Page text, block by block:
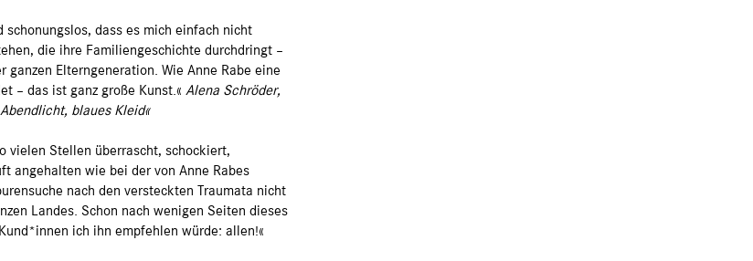
dass es mich einfach nicht
die ihre Familiengeschichte durchdringt –
Elterngeneration. Wie Anne Rabe eine
– das ist ganz große Kunst.«Alena Schröder,
blaues Kleid«
vielen Stellen überrascht, schockiert,
angehalten wie bei der von Anne Rabes
nach den versteckten Traumata nicht
Landes. Schon nach wenigen Seiten dieses
ich ihn empfehlen würde: allen!«